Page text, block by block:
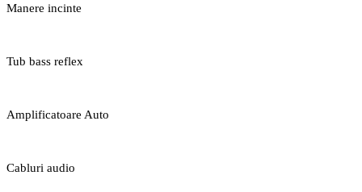
Manere incinte
Tub bass reflex
Amplificatoare Auto
Cabluri audio